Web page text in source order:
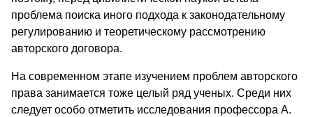
проблема поиска иного подхода к законодательному
регулированию и теоретическому рассмотрению
авторского договора.
На современном этапе изучением проблем авторского
права занимается тоже целый ряд ученых. Среди них
следует особо отметить исследования профессора А.